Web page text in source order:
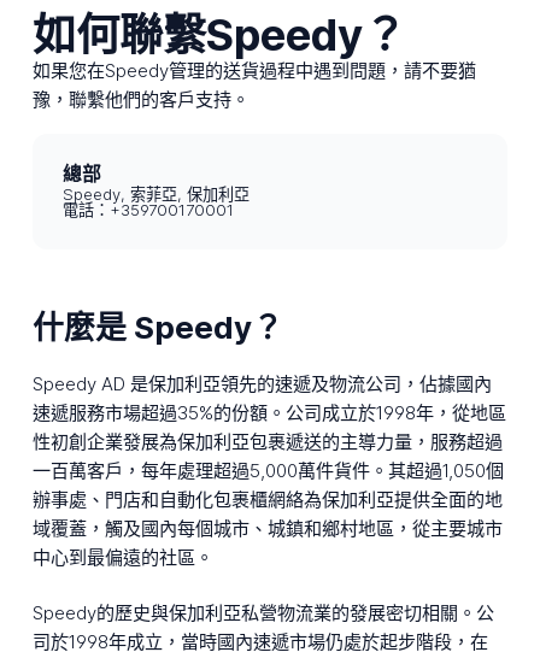
如何聯繫Speedy？
如果您在Speedy管理的送貨過程中遇到問題，請不要猶
豫，聯繫他們的客戶支持。
總部
Speedy, 索菲亞, 保加利亞
電話：+359700170001
什麼是 Speedy？
Speedy AD 是保加利亞領先的速遞及物流公司，佔據國內
速遞服務市場超過35%的份額。公司成立於1998年，從地區
性初創企業發展為保加利亞包裹遞送的主導力量，服務超過
一百萬客戶，每年處理超過5,000萬件貨件。其超過1,050個
辦事處、門店和自動化包裹櫃網絡為保加利亞提供全面的地
域覆蓋，觸及國內每個城市、城鎮和鄉村地區，從主要城市
中心到最偏遠的社區。
Speedy的歷史與保加利亞私營物流業的發展密切相關。公
司於1998年成立，當時國內速遞市場仍處於起步階段，在